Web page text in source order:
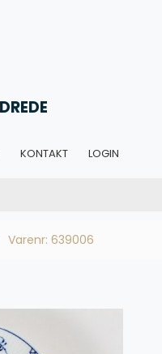
KONTAKT LOGIN
Varenr: 639006